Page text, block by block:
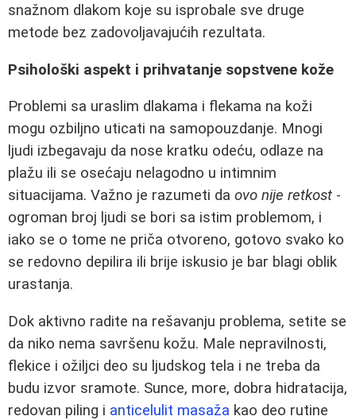
snažnom dlakom koje su isprobale sve druge
metode bez zadovoljavajućih rezultata.
Psihološki aspekt i prihvatanje sopstvene kože
Problemi sa uraslim dlakama i flekama na koži
mogu ozbiljno uticati na samopouzdanje. Mnogi
ljudi izbegavaju da nose kratku odeću, odlaze na
plažu ili se osećaju nelagodno u intimnim
situacijama. Važno je razumeti da ovo nije retkost -
ogroman broj ljudi se bori sa istim problemom, i
iako se o tome ne priča otvoreno, gotovo svako ko
se redovno depilira ili brije iskusio je bar blagi oblik
urastanja.
Dok aktivno radite na rešavanju problema, setite se
da niko nema savršenu kožu. Male nepravilnosti,
flekice i ožiljci deo su ljudskog tela i ne treba da
budu izvor sramote. Sunce, more, dobra hidratacija,
redovan piling i anticelulit masaža kao deo rutine